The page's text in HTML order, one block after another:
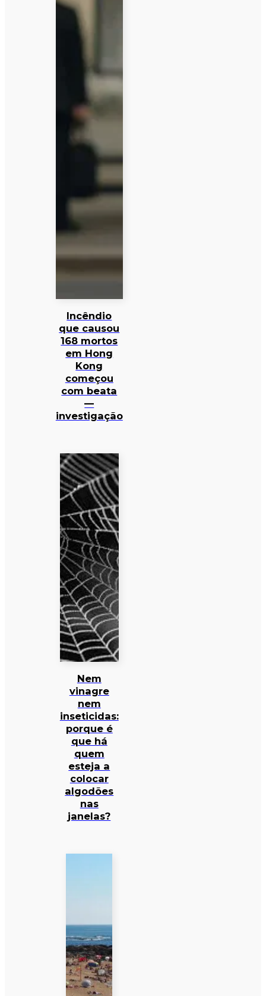
Incêndio
que causou
168 mortos
em Hong
Kong
começou
com beata
—
investigação
Nem
vinagre
nem
inseticidas:
porque é
que há
quem
esteja a
colocar
algodões
nas
janelas?